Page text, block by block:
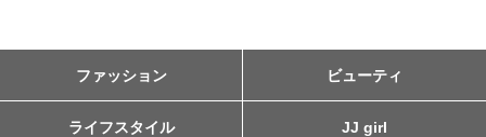
ファッション ビューティ
ライフスタイル JJ girl